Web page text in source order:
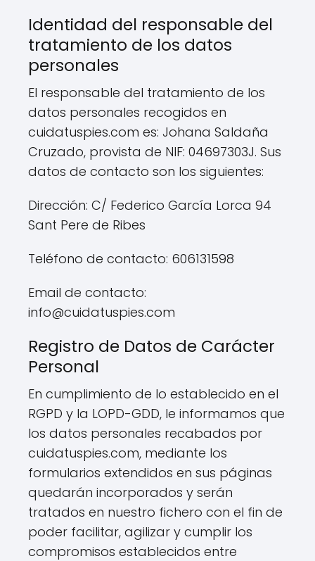
Identidad del responsable del
tratamiento de los datos
personales
El responsable del tratamiento de los
datos personales recogidos en
cuidatuspies.com es: Johana Saldaña
Cruzado, provista de NIF: 04697303J. Sus
datos de contacto son los siguientes:
Dirección: C/ Federico García Lorca 94
Sant Pere de Ribes
Teléfono de contacto: 606131598
Email de contacto:
info@cuidatuspies.com
Registro de Datos de Carácter
Personal
En cumplimiento de lo establecido en el
RGPD y la LOPD-GDD, le informamos que
los datos personales recabados por
cuidatuspies.com, mediante los
formularios extendidos en sus páginas
quedarán incorporados y serán
tratados en nuestro fichero con el fin de
poder facilitar, agilizar y cumplir los
compromisos establecidos entre